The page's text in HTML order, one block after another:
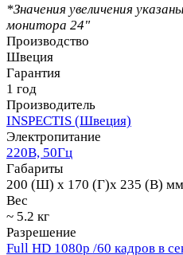
*Значения увеличения
монитора 24"
Производство
Швеция
Гарантия
1 год
Производитель
INSPECTIS (Швеция)
Электропитание
220В, 50Гц
Габариты
200 (Ш) x 170 (Г)x 235 (В) мм
Вес
~ 5.2 кг
Разрешение
Full HD 1080p /60 кадров в